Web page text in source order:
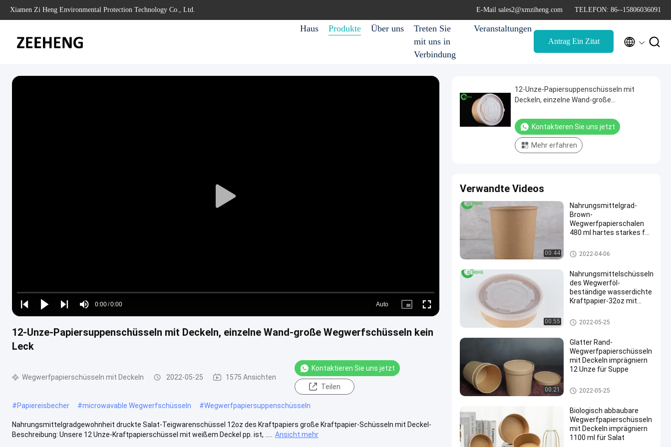
Xiamen Zi Heng Environmental Protection Technology Co., Ltd. E-Mail sales2@xmziheng.com TELEFON: 86--15806036091
Haus Produkte Über uns
Treten Sie
mit uns in
Verbindung
Veranstaltungen
Antrag Ein Zitat  
Play
Play
Play
Play
Mute
Time
0:00/0:00
Loaded:
0%
Auto
Picture- Fullscreen
12-Unze-Papiersuppenschüsseln mit Deckeln, einzelne Wand-große Wegwerfschüsseln kein
Leck
Wegwerfpapierschüsseln mit Deckeln 2022-05-25 1575 Ansichten
Kontaktieren Sie uns jetzt
Teilen
#Papiereisbecher #microwavable Wegwerfschüsseln #Wegwerfpapiersuppenschüsseln
Nahrungsmittelgradgewohnheit druckte Salat-Teigwarenschüssel 12oz des Kraftpapiers große Kraftpapier-Schüsseln mit Deckel-
Beschreibung: Unsere 12 Unze-Kraftpapierschüssel mit weißem Deckel pp. ist, .....
Ansicht mehr
12-Unze-Papiersuppenschüsseln mit
Deckeln, einzelne Wand-große
Kontaktieren Sie uns jetzt
Mehr erfahren
Verwandte Videos
00:44
Nahrungsmittelgrad-
Brown-
Wegwerfpapierschalen
480 ml hartes starkes für
Kraftpapier-Suppen-Schalen
2022-04-06
00:55
Nahrungsmittelschüsseln
des Wegwerföl-
beständige wasserdichte
Kraftpapier-32oz mit
Wegwerfpapierschüsseln mit D
eckeln
2022-05-25
00:21
Glatter Rand-
Wegwerfpapierschüsseln
mit Deckeln imprägniern
12 Unze für Suppe
Wegwerfpapierschüsseln mit
Deckeln
2022-05-25
Biologisch abbaubare
Wegwerfpapierschüsseln
mit Deckeln imprägniern
1100 ml für Salat